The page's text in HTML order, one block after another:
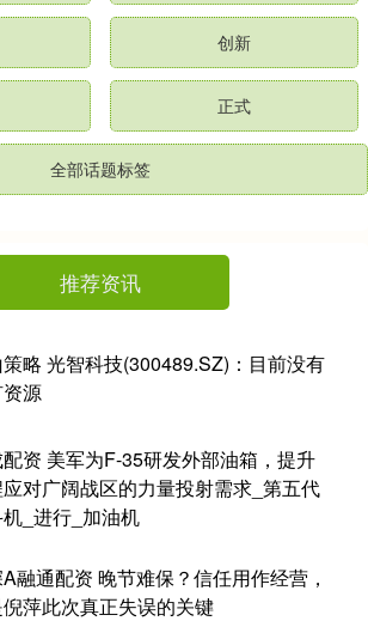
创新
正式
全部话题标签
推荐资讯
略 光智科技(300489.SZ)：目前没有
源
资 美军为F-35研发外部油箱，提升
对广阔战区的力量投射需求_第五代
_进行_加油机
融通配资 晚节难保？信任用作经营，
萍此次真正失误的关键